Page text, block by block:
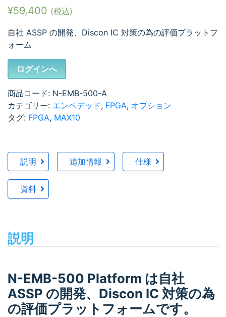
¥59,400 (税込)
自社 ASSP の開発、Discon IC 対策の為の評価プラットフ
ォーム
ログインへ
商品コード: N-EMB-500-A
カテゴリー: エンベデッド, FPGA, オプション
タグ: FPGA, MAX10
説明 追加情報 仕様
資料
説明
N-EMB-500 Platform は自社
ASSP の開発、Discon IC 対策の為
の評価プラットフォームです。